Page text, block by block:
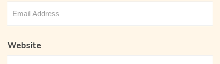
Website